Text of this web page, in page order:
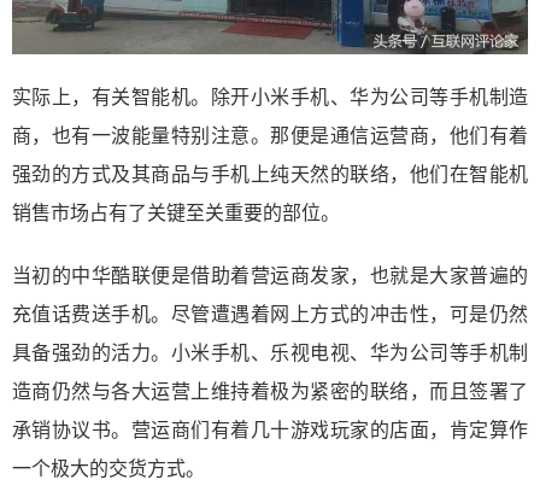
实际上，有关智能机。除开小米手机、华为公司等手机制造
商，也有一波能量特别注意。那便是通信运营商，他们有着
强劲的方式及其商品与手机上纯天然的联络，他们在智能机
销售市场占有了关键至关重要的部位。
当初的中华酷联便是借助着营运商发家，也就是大家普遍的
充值话费送手机。尽管遭遇着网上方式的冲击性，可是仍然
具备强劲的活力。小米手机、乐视电视、华为公司等手机制
造商仍然与各大运营上维持着极为紧密的联络，而且签署了
承销协议书。营运商们有着几十游戏玩家的店面，肯定算作
一个极大的交货方式。